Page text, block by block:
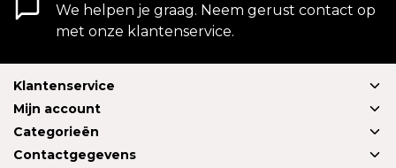
We helpen je graag. Neem gerust contact op
met onze klantenservice.
Klantenservice
Mijn account
Categorieën
Contactgegevens